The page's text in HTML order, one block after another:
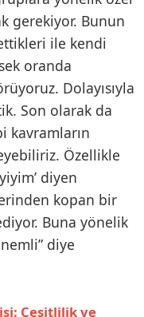
gerekiyor. Bunun
ile kendi
oranda
Dolayısıyla
Son olarak da
kavramların
Özellikle
diyen
kopan bir
Buna yönelik
diye
Çeşitlilik ve